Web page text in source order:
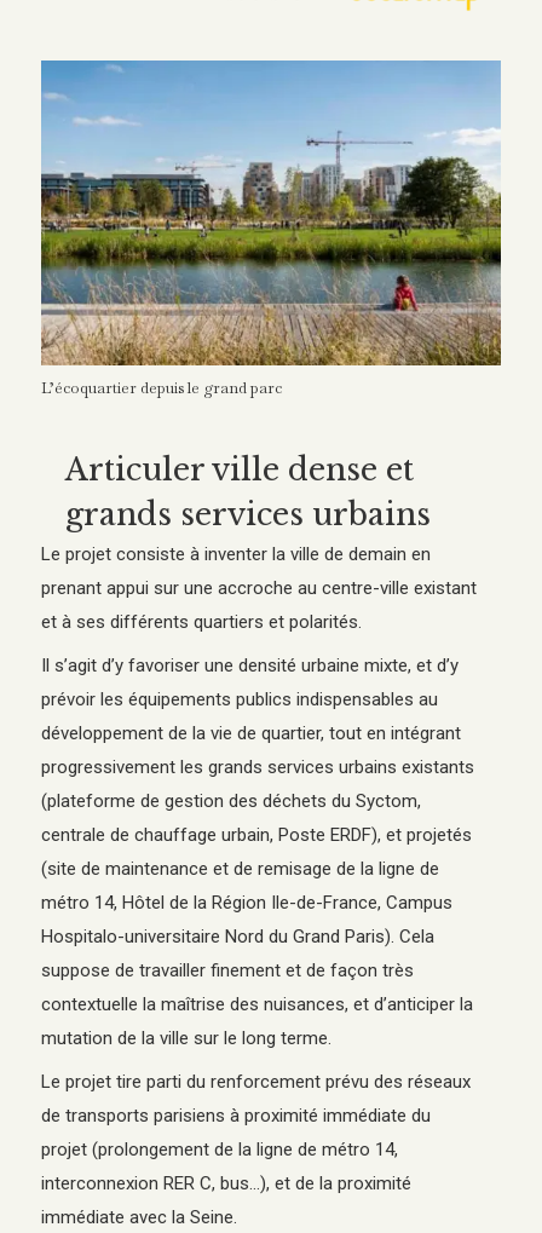
L’écoquartier depuis le grand parc
Articuler ville dense et
grands services urbains
Le projet consiste à inventer la ville de demain en
prenant appui sur une accroche au centre-ville existant
et à ses différents quartiers et polarités.
Il s’agit d’y favoriser une densité urbaine mixte, et d’y
prévoir les équipements publics indispensables au
développement de la vie de quartier, tout en intégrant
progressivement les grands services urbains existants
(plateforme de gestion des déchets du Syctom,
centrale de chauffage urbain, Poste ERDF), et projetés
(site de maintenance et de remisage de la ligne de
métro 14, Hôtel de la Région Ile-de-France, Campus
Hospitalo-universitaire Nord du Grand Paris). Cela
suppose de travailler finement et de façon très
contextuelle la maîtrise des nuisances, et d’anticiper la
mutation de la ville sur le long terme.
Le projet tire parti du renforcement prévu des réseaux
de transports parisiens à proximité immédiate du
projet (prolongement de la ligne de métro 14,
interconnexion RER C, bus…), et de la proximité
immédiate avec la Seine.